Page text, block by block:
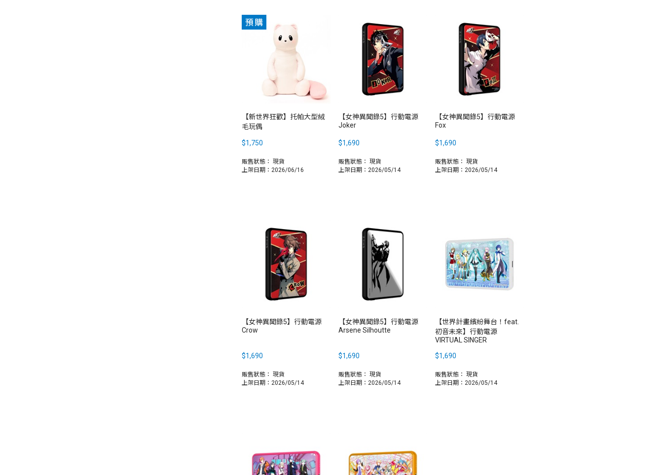
【新世界狂歡】托帕大型絨
毛玩偶
$1,750
販售狀態： 現貨
上架日期：2026/06/16
【女神異聞錄5】行動電源
Joker
$1,690
販售狀態： 現貨
上架日期：2026/05/14
【女神異聞錄5】行動電源
Fox
$1,690
販售狀態： 現貨
上架日期：2026/05/14
【女神異聞錄5】行動電源
Crow
$1,690
販售狀態： 現貨
上架日期：2026/05/14
【女神異聞錄5】行動電源
Arsene Silhoutte
$1,690
販售狀態： 現貨
上架日期：2026/05/14
【世界計畫繽紛舞台！feat.
初音未來】行動電源
VIRTUAL SINGER
$1,690
販售狀態： 現貨
上架日期：2026/05/14